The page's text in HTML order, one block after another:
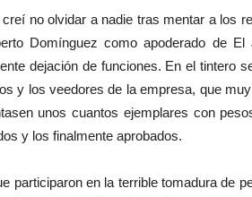
creí no olvidar a nadie tras mentar a los
Domínguez como apoderado de
dejación de funciones. En el tintero
y los veedores de la empresa, que
unos cuantos ejemplares con
y los finalmente aprobados.
en la terrible tomadura de